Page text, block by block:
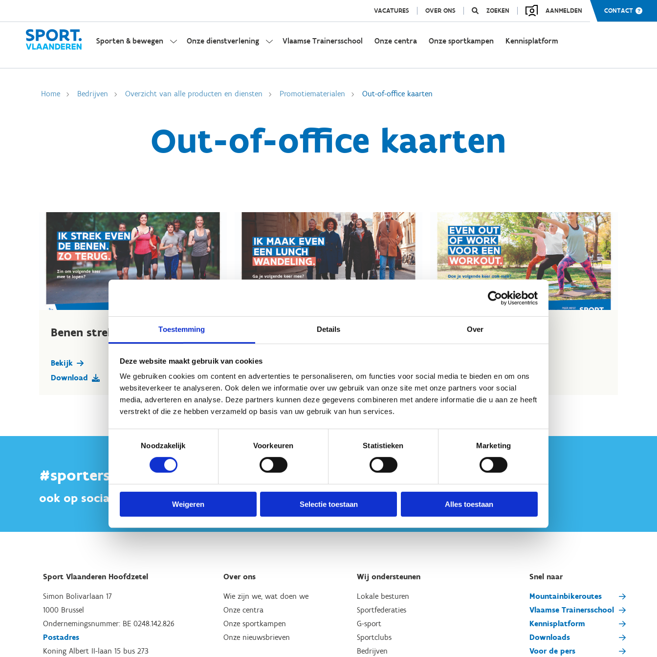
Toestemming Details Over
Deze website maakt gebruik van cookies
We gebruiken cookies om content en advertenties te personaliseren, om functies voor social media te bieden en om ons
websiteverkeer te analyseren. Ook delen we informatie over uw gebruik van onze site met onze partners voor social
media, adverteren en analyse. Deze partners kunnen deze gegevens combineren met andere informatie die u aan ze heeft
verstrekt of die ze hebben verzameld op basis van uw gebruik van hun services.
Noodzakelijk
Voorkeuren Statistieken Marketing
Weigeren Selectie toestaan Alles toestaan
VACATURES OVER ONS ZOEKEN AANMELDEN CONTACT
Sporten & bewegen Onze dienstverlening Vlaamse Trainersschool Onze centra Onze sportkampen Kennisplatform
Home Bedrijven Overzicht van alle producten en diensten Promotiematerialen Out-of-office kaarten
Out-of-office kaarten
Benen strekken
Bekijk
Download
Lunchwandeling
Bekijk
Download
Workout
Download
#sportersbelevenmeer
ook op sociale media
Sport Vlaanderen Hoofdzetel
Simon Bolivarlaan 17
1000 Brussel
Ondernemingsnummer: BE 0248.142.826
Postadres
Koning Albert II-laan 15 bus 273
Over ons
Wie zijn we, wat doen we
Onze centra
Onze sportkampen
Onze nieuwsbrieven
Wij ondersteunen
Lokale besturen
Sportfederaties
G-sport
Sportclubs
Bedrijven
Snel naar
Mountainbikeroutes
Vlaamse Trainersschool
Kennisplatform
Downloads
Voor de pers